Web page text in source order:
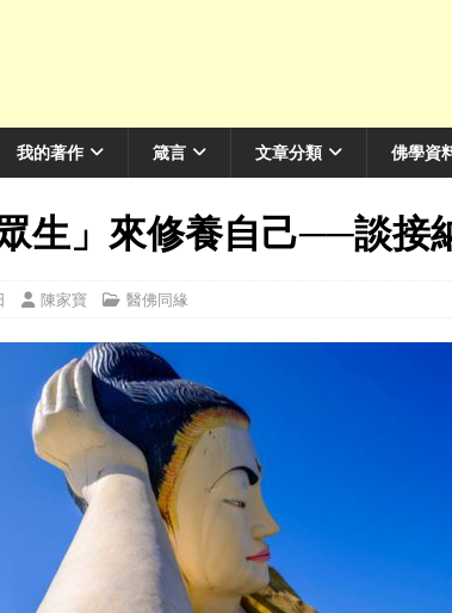
我的著作 箴言 文章分類 佛學資
生」來修養自己──談接
陳家寶 醫佛同緣